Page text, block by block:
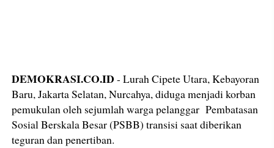
DEMOKRASI.CO.ID - Lurah Cipete Utara, Kebayoran
Baru, Jakarta Selatan, Nurcahya, diduga menjadi korban
pemukulan oleh sejumlah warga pelanggar Pembatasan
Sosial Berskala Besar (PSBB) transisi saat diberikan
teguran dan penertiban.